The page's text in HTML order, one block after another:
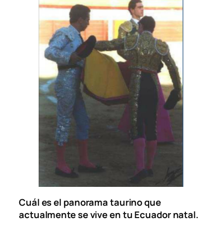
Cuál es el panorama taurino que
actualmente se vive en tu Ecuador natal.